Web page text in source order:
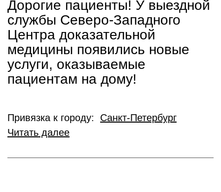
Дорогие пациенты! У выездной
службы Северо-Западного
Центра доказательной
медицины появились новые
услуги, оказываемые
пациентам на дому!
Привязка к городу: Санкт-Петербург
Читать далее